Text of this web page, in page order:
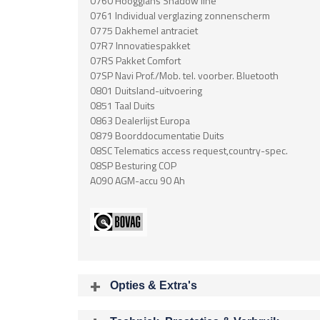
0761 Individual verglazing zonnenscherm
0775 Dakhemel antraciet
07R7 Innovatiespakket
07RS Pakket Comfort
07SP Navi Prof./Mob. tel. voorber. Bluetooth
0801 Duitsland-uitvoering
0851 Taal Duits
0863 Dealerlijst Europa
0879 Boorddocumentatie Duits
08SC Telematics access request,country-spec.
08SP Besturing COP
A090 AGM-accu 90 Ah
Opties & Extra's